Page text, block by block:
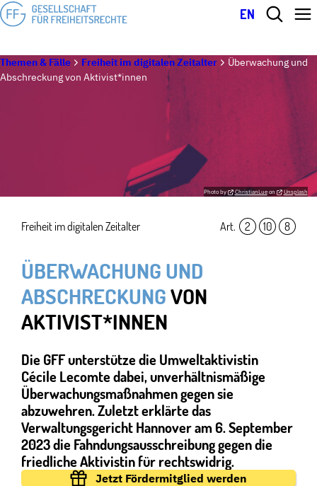
EN
Themen & Fälle Freiheit im digitalen Zeitalter
Überwachung und
Abschreckung von Aktivist*innen
Photo by ChristianLueon Unsplash
Freiheit im digitalen Zeitalter Art. 2 10, 8
ÜBERWACHUNG UND
ABSCHRECKUNGVON
AKTIVIST*INNEN
Die GFF unterstütze die Umweltaktivistin
Cécile Lecomte dabei, unverhältnismäßige
Überwachungsmaßnahmen gegen sie
abzuwehren. Zuletzt erklärte das
Verwaltungsgericht Hannover am 6. September
2023 die Fahndungsausschreibung gegen die
friedliche Aktivistin für rechtswidrig.
Jetzt Fördermitglied werden